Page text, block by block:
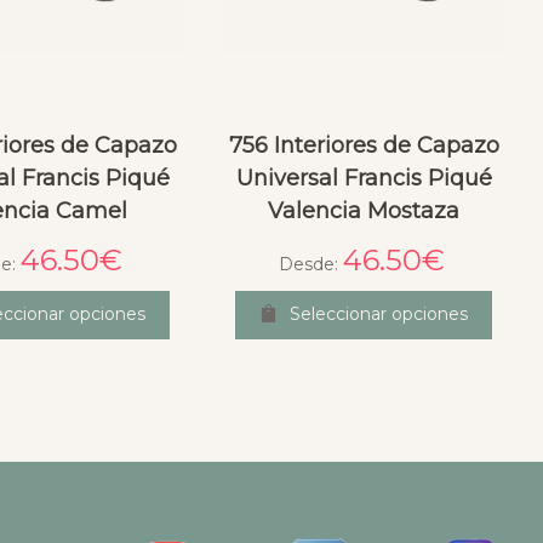
de Capazo
Francis Piqué
Camel
46.50€
opciones
756 Interiores de Capazo
Universal Francis Piqué
Valencia Mostaza
Desde:46.50€
Seleccionar opciones